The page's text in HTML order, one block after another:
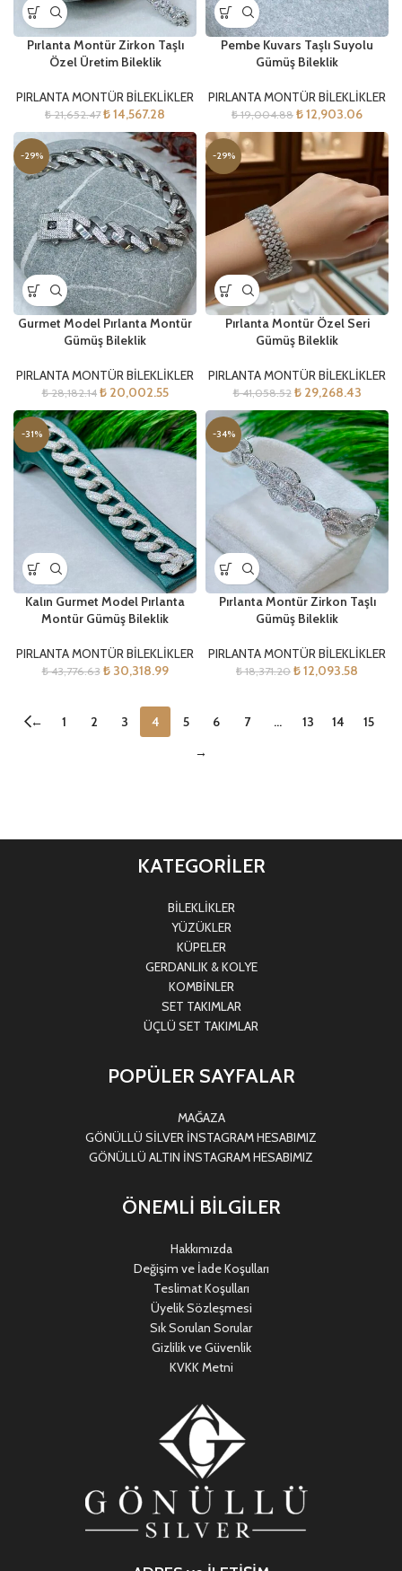
Pırlanta Montür Zirkon Taşlı
Özel Üretim Bileklik
PIRLANTA MONTÜR BİLEKLİKLER
₺21,652.47 ₺14,567.28
Pembe Kuvars Taşlı Suyolu
Gümüş Bileklik
PIRLANTA MONTÜR BİLEKLİKLER
₺19,004.88 ₺12,903.06
-29%
Gurmet Model Pırlanta Montür
Gümüş Bileklik
PIRLANTA MONTÜR BİLEKLİKLER
₺28,182.14 ₺20,002.55
-29%
Pırlanta Montür Özel Seri
Gümüş Bileklik
PIRLANTA MONTÜR BİLEKLİKLER
₺41,058.52 ₺29,268.43
-31%
Kalın Gurmet Model Pırlanta
Montür Gümüş Bileklik
PIRLANTA MONTÜR BİLEKLİKLER
₺43,776.63 ₺30,318.99
-34%
Pırlanta Montür Zirkon Taşlı
Gümüş Bileklik
PIRLANTA MONTÜR BİLEKLİKLER
₺18,371.20 ₺12,093.58
← 1 2 3 4 5 6 7 … 13 14
15
→
KATEGORİLER
BİLEKLİKLER
YÜZÜKLER
KÜPELER
GERDANLIK & KOLYE
KOMBİNLER
SET TAKIMLAR
ÜÇLÜ SET TAKIMLAR
POPÜLER SAYFALAR
MAĞAZA
GÖNÜLLÜ SİLVER İNSTAGRAM HESABIMIZ
GÖNÜLLÜ ALTIN İNSTAGRAM HESABIMIZ
ÖNEMLİ BİLGİLER
Hakkımızda
Değişim ve İade Koşulları
Teslimat Koşulları
Üyelik Sözleşmesi
Sık Sorulan Sorular
Gizlilik ve Güvenlik
KVKK Metni